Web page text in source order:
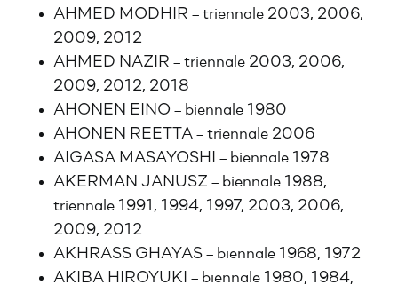
AHMED MODHIR – triennale 2003, 2006,
2009, 2012
AHMED NAZIR – triennale 2003, 2006,
2009, 2012, 2018
AHONEN EINO – biennale 1980
AHONEN REETTA – triennale 2006
AIGASA MASAYOSHI – biennale 1978
AKERMAN JANUSZ – biennale 1988,
triennale 1991, 1994, 1997, 2003, 2006,
2009, 2012
AKHRASS GHAYAS – biennale 1968, 1972
AKIBA HIROYUKI – biennale 1980, 1984,